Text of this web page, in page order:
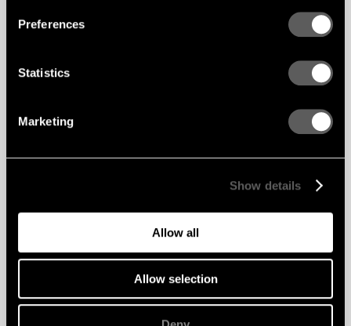
Preferences
Statistics
Marketing
Show details
Allow all
Allow selection